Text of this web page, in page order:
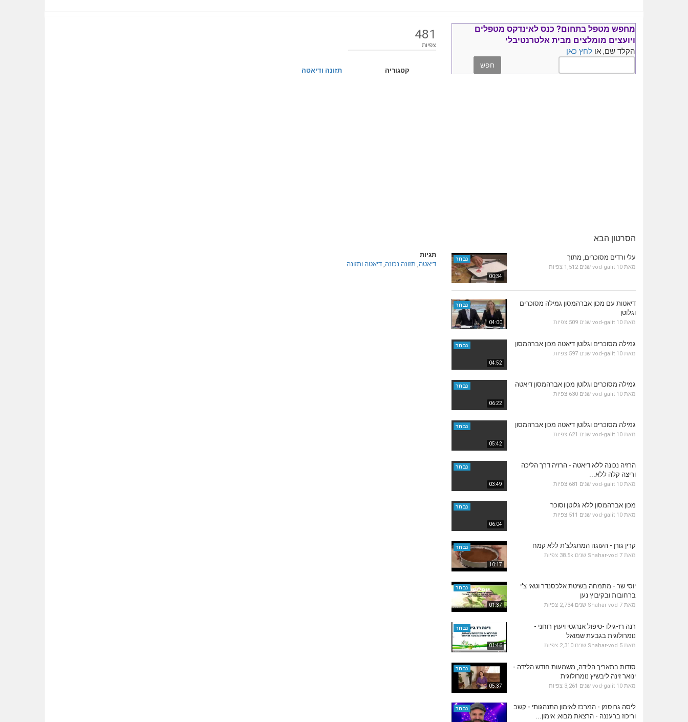
481
צפיות
קטגוריה תזונה ודיאטה
תגיות
דיאטה, תזונה נכונה, דיאטה ותזונה
מחפש מטפל בתחום? כנס לאינדקס מטפלים
ויועצים מומלצים מבית אלטרנטיבלי
הקלד שם, או לחץ כאן
הסרטון הבא
00:34
נבחר עלי ורדים מסוכרים, מתוך
מאת vod-galit 10 שנים 1,512 צפיות
04:00
נבחר
דיאטות עם מכון אברהמסון גמילה מסוכרים
וגלוטן
מאת vod-galit 10 שנים 509 צפיות
04:52
נבחר גמילה מסוכרים וגלוטן דיאטה מכון אברהמסון
מאת vod-galit 10 שנים 597 צפיות
06:22
נבחר גמילה מסוכרים וגלוטן מכון אברהמסון דיאטה
מאת vod-galit 10 שנים 630 צפיות
05:42
נבחר גמילה מסוכרים וגלוטן דיאטה מכון אברהמסון
מאת vod-galit 10 שנים 621 צפיות
03:49
נבחר
הרזיה נכונה ללא דיאטה - הרזיה דרך הליכה
וריצה קלה ללא...
מאת vod-galit 10 שנים 681 צפיות
06:04
נבחר מכון אברהמסון ללא גלוטן וסוכר
מאת vod-galit 10 שנים 511 צפיות
10:17
נבחר קרין גורן - העוגה המתגלצ’ת ללא קמח
מאת Shahar-vod 7 שנים 38.5k צפיות
01:37
נבחר
יוסי שר - מתמחה בשיטת אלכסנדר וטאי צ'י
ברחובות ובקיבוץ נען
מאת Shahar-vod 7 שנים 2,734 צפיות
01:46
נבחר
רנה רז-גילו -טיפול אנרגטי ויעוץ רוחני -
נומרולוגית בגבעת שמואל
מאת Shahar-vod 5 שנים 2,310 צפיות
05:37
נבחר
סודות בתאריך הלידה, משמעות חודש הלידה -
ינואר זינה ליבשיץ נומרולוגית
מאת vod-galit 10 שנים 3,261 צפיות
נבחר
ליסה גרוסמן - המרכז לאימון התנהגותי - קשב
וריכוז ברעננה - הרצאת מבוא: אימון...